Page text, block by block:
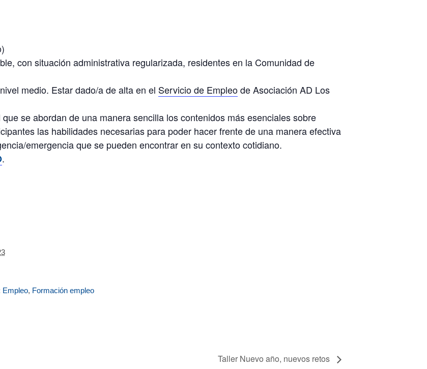
con situación administrativa regularizada, residentes en la Comunidad de
medio. Estar dado/a de alta en el Servicio de Empleode Asociación AD Los
se abordan de una manera sencilla los contenidos más esenciales sobre
las habilidades necesarias para poder hacer frente de una manera efectiva
emergencia que se pueden encontrar en su contexto cotidiano.
.
Empleo, Formación empleo
Taller Nuevo año, nuevos retos